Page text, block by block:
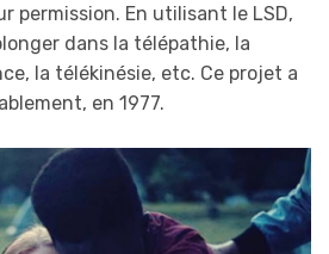
permission. En utilisant le LSD,
dans la télépathie, la
la télékinésie, etc. Ce projet a
en 1977.